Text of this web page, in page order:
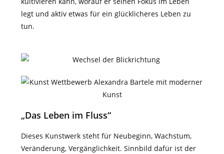
legt und aktiv etwas für ein glücklicheres Leben zu
tun.
„Das Leben im Fluss“
Dieses Kunstwerk steht für Neubeginn, Wachstum,
Veränderung, Vergänglichkeit. Sinnbild dafür ist der